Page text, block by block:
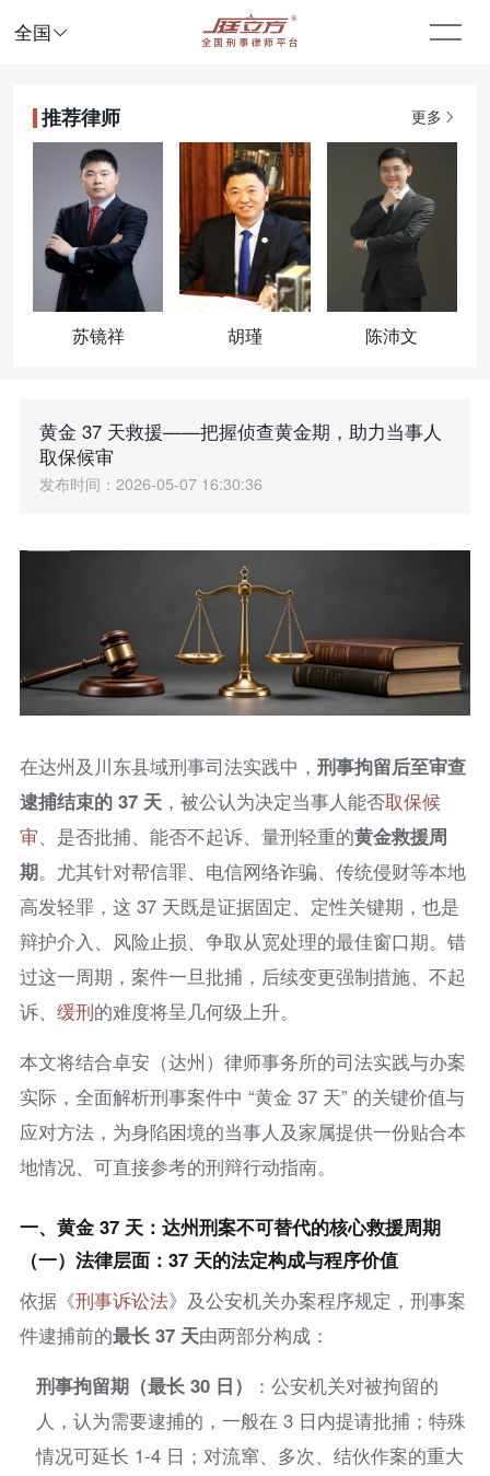
全国 
推荐律师 更多
苏镜祥 胡瑾 陈沛文
黄金 37 天救援——把握侦查黄金期，助力当事人
取保候审
发布时间：2026-05-07 16:30:36
在达州及川东县域刑事司法实践中， 刑事拘留后至审查
逮捕结束的 37 天，被公认为决定当事人能否取保候
审 、是否批捕、能否不起诉、量刑轻重的黄金救援周
期。尤其针对帮信罪、电信网络诈骗、传统侵财等本地
高发轻罪，这 37 天既是证据固定、定性关键期，也是
辩护介入、风险止损、争取从宽处理的最佳窗口期。错
过这一周期，案件一旦批捕，后续变更强制措施、不起
诉、 缓刑的难度将呈几何级上升。
本文将结合卓安（达州）律师事务所的司法实践与办案
实际，全面解析刑事案件中 “黄金 37 天” 的关键价值与
应对方法，为身陷困境的当事人及家属提供一份贴合本
地情况、可直接参考的刑辩行动指南。
一、黄金 37 天：达州刑案不可替代的核心救援周期
（一）法律层面：37 天的法定构成与程序价值
依据《刑事诉讼法》及公安机关办案程序规定，刑事案
件逮捕前的最长 37 天由两部分构成：
刑事拘留期（最长 30 日）
：公安机关对被拘留的
人，认为需要逮捕的，一般在 3 日内提请批捕；特殊
情况可延长 1-4 日；对流窜、多次、结伙作案的重大